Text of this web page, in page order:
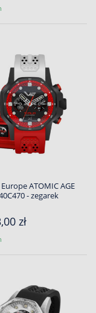
ATOMIC AGE
- zegarek
zł